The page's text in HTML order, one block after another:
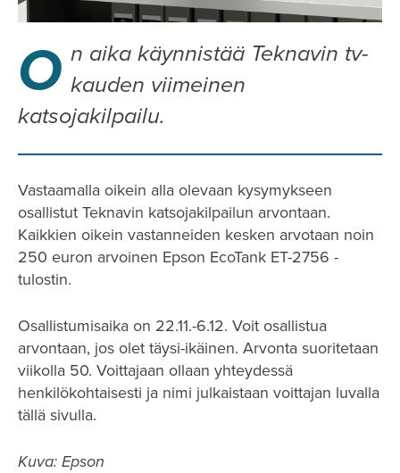
O n aika käynnistää Teknavin tv-
kauden viimeinen
katsojakilpailu.
Vastaamalla oikein alla olevaan kysymykseen
osallistut Teknavin katsojakilpailun arvontaan.
Kaikkien oikein vastanneiden kesken arvotaan noin
250 euron arvoinen Epson EcoTank ET-2756 -
tulostin.
Osallistumisaika on 22.11.-6.12. Voit osallistua
arvontaan, jos olet täysi-ikäinen. Arvonta suoritetaan
viikolla 50. Voittajaan ollaan yhteydessä
henkilökohtaisesti ja nimi julkaistaan voittajan luvalla
tällä sivulla.
Kuva: Epson